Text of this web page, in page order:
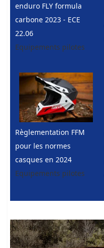
enduro FLY formula
carbone 2023 - ECE
22.06
Equipements pilotes
Règlementation FFM
pour les normes
casques en 2024
Equipements pilotes